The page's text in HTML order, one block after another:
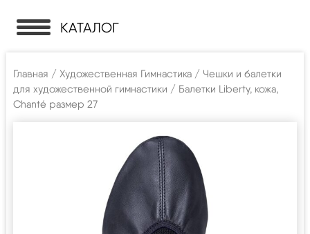
КАТАЛОГ
Главная / Художественная Гимнастика / Чешки и балетки
для художественной гимнастики / Балетки Liberty, кожа,
Chanté размер 27